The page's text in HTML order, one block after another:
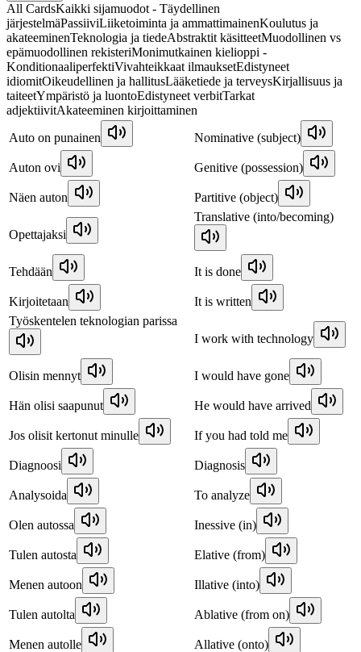
All CardsKaikki sijamuodot - Täydellinen
järjestelmäPassiiviLiiketoiminta ja ammattimainenKoulutus ja
akateeminenTeknologia ja tiedeAbstraktit käsitteetMuodollinen vs
epämuodollinen rekisteriMonimutkainen kielioppi -
KonditionaaliperfektiVivahteikkaat ilmauksetEdistyneet
idiomitOikeudellinen ja hallitusLääketiede ja terveysKirjallisuus ja
taiteetYmpäristö ja luontoEdistyneet verbitTarkat
adjektiivitAkateeminen kirjoittaminen
Auto on punainen
Nominative (subject)
Auton ovi Genitive (possession)
Näen auton Partitive (object)
Opettajaksi
Translative (into/becoming)
Tehdään It is done
Kirjoitetaan
It is written
Työskentelen teknologian parissa
I work with technology
Olisin mennyt I would have gone
Hän olisi saapunut He would have arrived
Jos olisit kertonut minulle If you had told me
Diagnoosi Diagnosis
Analysoida To analyze
Olen autossa Inessive (in)
Tulen autosta Elative (from)
Menen autoon Illative (into)
Tulen autolta Ablative (from on)
Menen autolle Allative (onto)